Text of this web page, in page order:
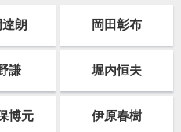
達朗 岡田彰布
謙 堀内恒夫
博元 伊原春樹